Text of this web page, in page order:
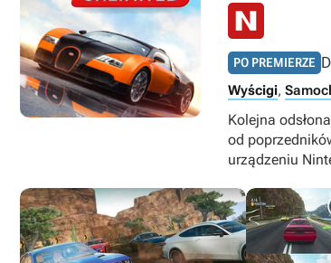
PO PREMIERZE
Wyścigi,
Kolejna
od
urządzeniu